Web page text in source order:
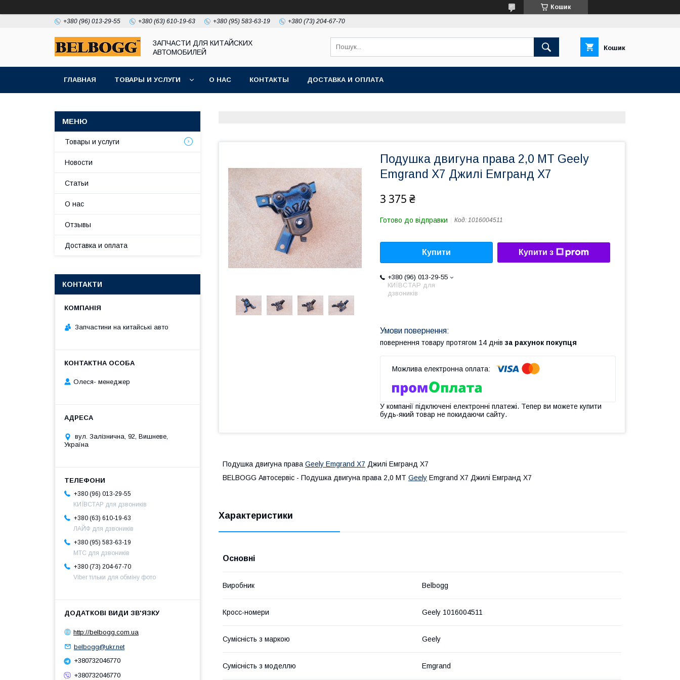
Кошик
+380 (96) 013-29-55 +380 (63) 610-19-63 +380 (95) 583-63-19 +380 (73) 204-67-70
ЗАПЧАСТИ ДЛЯ КИТАЙСКИХ
АВТОМОБИЛЕЙ
Кошик
ГЛАВНАЯ ТОВАРЫ И УСЛУГИ О НАС КОНТАКТЫ ДОСТАВКА И ОПЛАТА
Подушка двигуна права 2,0 МТ Geely
Emgrand X7 Джилі Емгранд Х7
3 375 ₴
Готово до відправки Код: 1016004511
Купити Купити з
+380 (96) 013-29-55
КИЇВСТАР для
дзвоників
повернення товару протягом 14 днів за рахунок покупця
У компанії підключені електронні платежі. Тепер ви можете купити
будь-який товар не покидаючи сайту.
Подушка двигуна права Geely Emgrand X7 Джилі Емгранд Х7
BELBOGG Автосервіс - Подушка двигуна права 2,0 МТ Geely Emgrand X7 Джилі Емгранд Х7
Характеристики
Основні
Виробник Belbogg
Кросс-номери Geely 1016004511
Сумісність з маркою Geely
Сумісність з моделлю Emgrand
Товары и услуги
Новости
Статьи
О нас
Отзывы
Доставка и оплата
КОНТАКТИ
Запчастини на китайські авто
Олеся- менеджер
вул. Залізнична, 92, Вишневе,
Україна
+380 (96) 013-29-55
КИЇВСТАР для дзвоників
+380 (63) 610-19-63
ЛАЙФ для дзвоників
+380 (95) 583-63-19
МТС для дзвоників
+380 (73) 204-67-70
Viber тільки для обміну фото
http://belbogg.com.ua
belbogg@ukr.net
+380732046770
+380732046770